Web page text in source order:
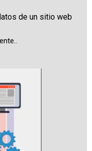
de un sitio web